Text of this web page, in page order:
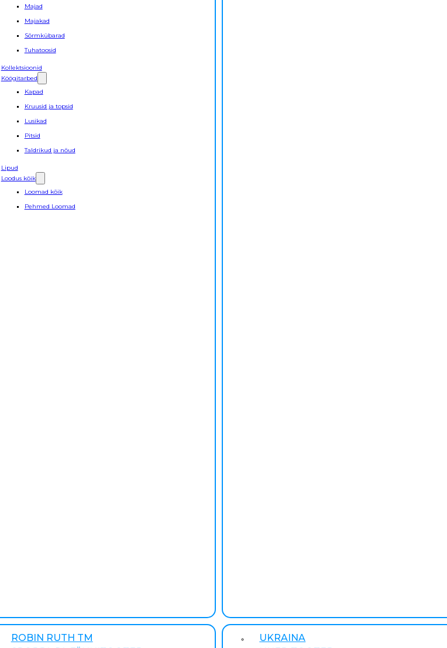
Majad
Majakad
Sõrmkübarad
Tuhatoosid
Kollektsioonid
Köögitarbed
Kapad
Kruusid ja topsid
Lusikad
Pitsid
Taldrikud ja nõud
Lipud
Loodus kõik
Loomad kõik
Pehmed Loomad
ROBIN RUTH TM
UKRAINA